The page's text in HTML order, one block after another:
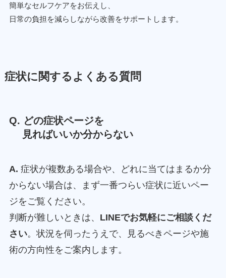
簡単なセルフケアをお伝えし、
日常の負担を減らしながら改善をサポートします。
症状に関するよくある質問
Q. どの症状ページを
見ればいいか分からない
A. 症状が複数ある場合や、どれに当てはまるか分
からない場合は、まず一番つらい症状に近いペー
ジをご覧ください。
判断が難しいときは、 LINEでお気軽にご相談くだ
さい。状況を伺ったうえで、見るべきページや施
術の方向性をご案内します。